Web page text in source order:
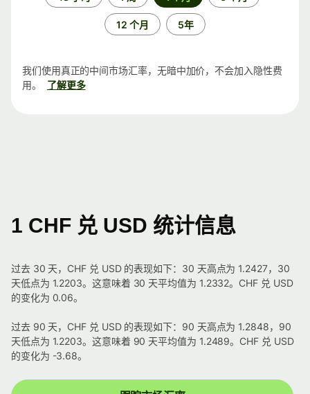
12 个月 5年
我们使用真正的中间市场汇率，无暗中加价，不会加入隐性费
用。
了解更多
1 CHF 兑 USD 统计信息
过去 30 天，CHF 兑 USD 的表现如下：30 天高点为 1.2427，30
天低点为 1.2203。这意味着 30 天平均值为 1.2332。CHF 兑 USD
的变化为 0.06。
过去 90 天，CHF 兑 USD 的表现如下：90 天高点为 1.2848，90
天低点为 1.2203。这意味着 90 天平均值为 1.2489。CHF 兑 USD
的变化为 -3.68。